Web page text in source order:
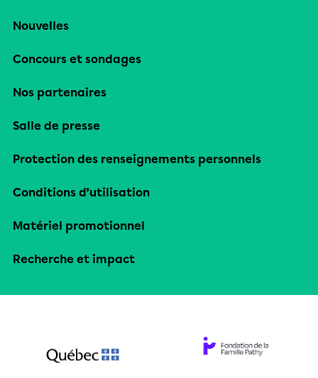
Nouvelles
Concours et sondages
Nos partenaires
Salle de presse
Protection des renseignements personnels
Conditions d’utilisation
Matériel promotionnel
Recherche et impact